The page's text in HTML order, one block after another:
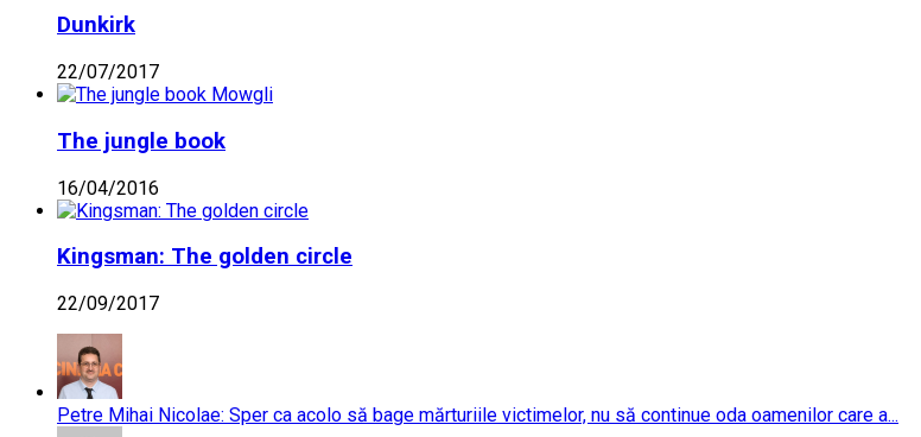
Dunkirk
22/07/2017
The jungle book
16/04/2016
Kingsman: The golden circle
22/09/2017
Petre Mihai Nicolae: Sper ca acolo să bage mărturiile victimelor, nu să continue oda oamenilor care a...